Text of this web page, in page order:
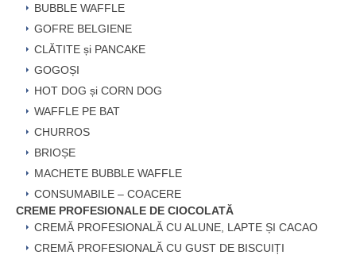
BUBBLE WAFFLE
GOFRE BELGIENE
CLĂTITE și PANCAKE
GOGOȘI
HOT DOG și CORN DOG
WAFFLE PE BAT
CHURROS
BRIOȘE
MACHETE BUBBLE WAFFLE
CONSUMABILE – COACERE
CREME PROFESIONALE DE CIOCOLATĂ
CREMĂ PROFESIONALĂ CU ALUNE, LAPTE ȘI CACAO
CREMĂ PROFESIONALĂ CU GUST DE BISCUIȚI